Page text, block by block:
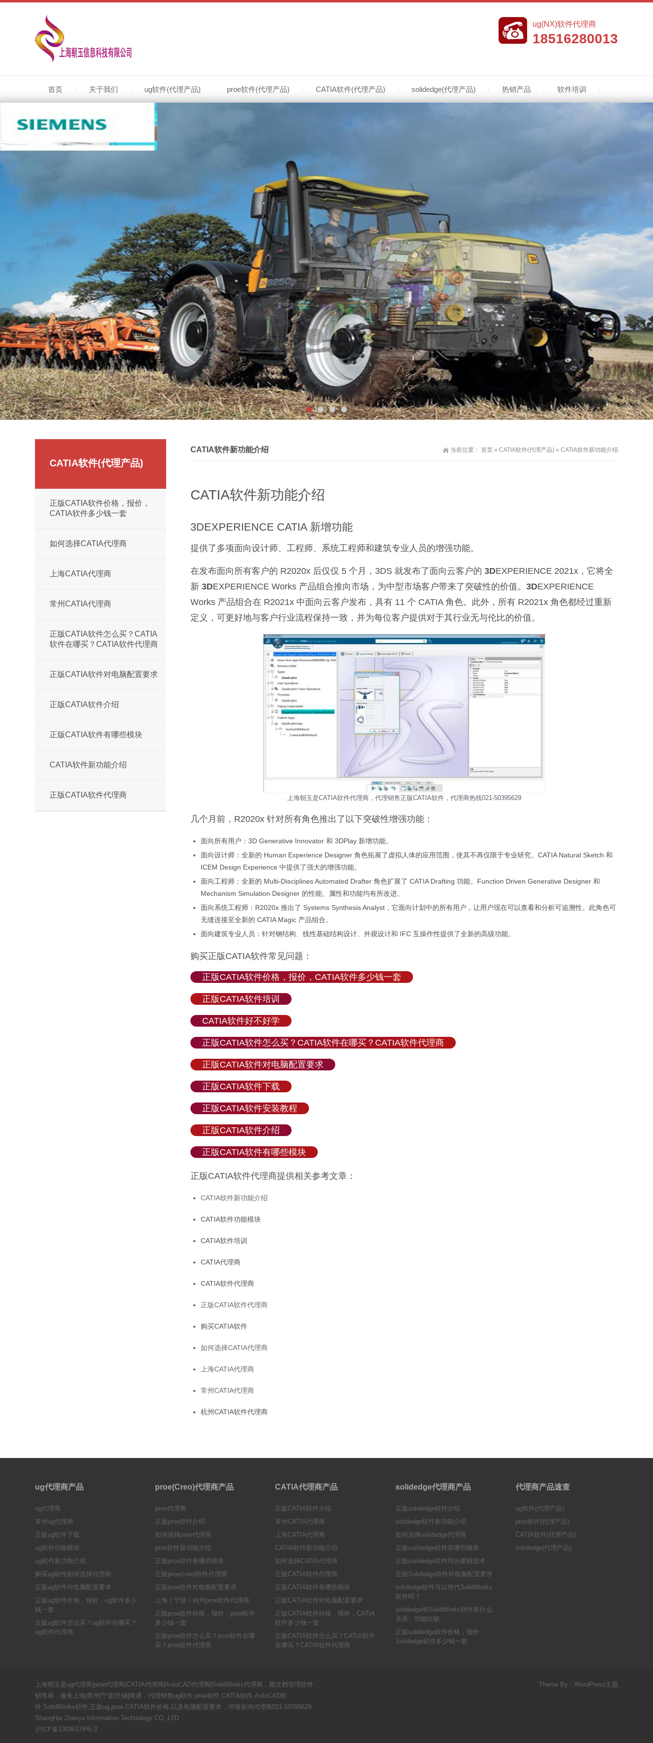
ug(NX)软件代理商
18516280013
首页 关于我们 ug软件(代理产品) proe软件(代理产品) CATIA软件(代理产品) solidedge(代理产品) 热销产品 软件培训
当前位置： 首页 » CATIA软件(代理产品) » CATIA软件新功能介绍
CATIA软件新功能介绍
CATIA软件新功能介绍
3DEXPERIENCE CATIA 新增功能
提供了多项面向设计师、工程师、系统工程师和建筑专业人员的增强功能。
在发布面向所有客户的 R2020x 后仅仅 5 个月，3DS 就发布了面向云客户的 3DEXPERIENCE 2021x，它将全
新 3DEXPERIENCE Works 产品组合推向市场，为中型市场客户带来了突破性的价值。 3DEXPERIENCE
Works 产品组合在 R2021x 中面向云客户发布，具有 11 个 CATIA 角色。此外，所有 R2021x 角色都经过重新
定义，可更好地与客户行业流程保持一致，并为每位客户提供对于其行业无与伦比的价值。
上海朝玉是CATIA软件代理商，代理销售正版CATIA软件，代理商热线021-50395629
几个月前，R2020x 针对所有角色推出了以下突破性增强功能：
面向所有用户：3D Generative Innovator 和 3DPlay 新增功能。
面向设计师：全新的 Human Experience Designer 角色拓展了虚拟人体的应用范围，使其不再仅限于专业研究。CATIA Natural Sketch 和
ICEM Design Experience 中提供了强大的增强功能。
面向工程师：全新的 Multi-Disciplines Automated Drafter 角色扩展了 CATIA Drafting 功能。Function Driven Generative Designer 和
Mechanism Simulation Designer 的性能、属性和功能均有所改进。
面向系统工程师：R2020x 推出了 Systems Synthesis Analyst，它面向计划中的所有用户，让用户现在可以查看和分析可追溯性。此角色可
无缝连接至全新的 CATIA Magic 产品组合。
面向建筑专业人员：针对钢结构、线性基础结构设计、外观设计和 IFC 互操作性提供了全新的高级功能。
购买正版CATIA软件常见问题：
正版CATIA软件价格，报价，CATIA软件多少钱一套
正版CATIA软件培训
CATIA软件好不好学
正版CATIA软件怎么买？CATIA软件在哪买？CATIA软件代理商
正版CATIA软件对电脑配置要求
正版CATIA软件下载
正版CATIA软件安装教程
正版CATIA软件介绍
正版CATIA软件有哪些模块
正版CATIA软件代理商提供相关参考文章：
CATIA软件新功能介绍
CATIA软件功能模块
CATIA软件培训
CATIA代理商
CATIA软件代理商
正版CATIA软件代理商
购买CATIA软件
如何选择CATIA代理商
上海CATIA代理商
常州CATIA代理商
杭州CATIA软件代理商
CATIA软件(代理产品)
正版CATIA软件价格，报价，
CATIA软件多少钱一套
如何选择CATIA代理商
上海CATIA代理商
常州CATIA代理商
正版CATIA软件怎么买？CATIA
软件在哪买？CATIA软件代理商
正版CATIA软件对电脑配置要求
正版CATIA软件介绍
正版CATIA软件有哪些模块
CATIA软件新功能介绍
正版CATIA软件代理商
ug代理商产品
ug代理商
常州ug代理商
正版ug软件下载
ug软件功能模块
ug软件新功能介绍
购买ug软件如何选择代理商
正版ug软件对电脑配置要求
正版ug软件价格，报价，ug软件多少
钱一套
正版ug软件怎么买？ug软件在哪买？
ug软件代理商
proe(Creo)代理商产品
proe代理商
正版proe软件介绍
如何选择proe代理商
proe软件新功能介绍
正版proe软件有哪些模块
正版proe(creo)软件代理商
正版proe软件对电脑配置要求
上海丨宁波丨杭州proe软件代理商
正版proe软件价格，报价，proe软件
多少钱一套
正版proe软件怎么买？proe软件在哪
买？proe软件代理商
CATIA代理商产品
正版CATIA软件介绍
常州CATIA代理商
上海CATIA代理商
CATIA软件新功能介绍
如何选择CATIA代理商
正版CATIA软件代理商
正版CATIA软件有哪些模块
正版CATIA软件对电脑配置要求
正版CATIA软件价格，报价，CATIA
软件多少钱一套
正版CATIA软件怎么买？CATIA软件
在哪买？CATIA软件代理商
solidedge代理商产品
正版solidedge软件介绍
solidedge软件新功能介绍
如何选择solidedge代理商
正版soildedge软件有哪些模块
正版soildedge软件同步建模技术
正版Solidedge软件对电脑配置要求
solidedge软件可以替代SolidWorks
软件吗？
solidedge和SolidWorks软件有什么
关系、功能比较
正版solidedge软件价格，报价，
Solidedge软件多少钱一套
代理商产品速查
ug软件(代理产品)
proe软件(代理产品)
CATIA软件(代理产品)
solidedge(代理产品)
上海朝玉是ug代理商|proe代理商|CATIA代理商|AutoCAD代理商|SolidWorks代理商，图文档管理软件
销售商，服务上海|常州|宁波|无锡|南通，代理销售ug软件,proe软件,CATIA软件,AutoCAD软
件,SolidWorks软件,正版ug,proe,CATIA软件价格,以及电脑配置要求，详情咨询代理商021-50395629
ShangHai Zhaoyu Information Technology CO.,LTD
沪ICP备13036379号-3
Theme By： WordPress主题